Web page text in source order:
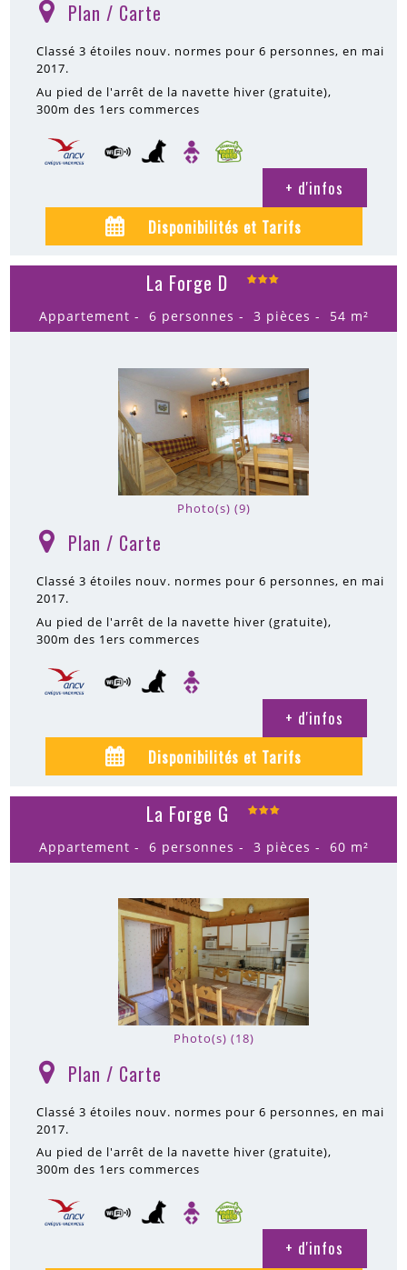
Plan / Carte
Classé 3 étoiles nouv. normes pour 6 personnes, en mai
2017.
Au pied de l'arrêt de la navette hiver (gratuite)
300m des 1ers commerces
+ d'infos
Disponibilités et Tarifs
Photo(s) (9)
La Forge D
Appartement 6 personnes 3 pièces 54 m²
Plan / Carte
Classé 3 étoiles nouv. normes pour 6 personnes, en mai
2017.
Au pied de l'arrêt de la navette hiver (gratuite)
300m des 1ers commerces
+ d'infos
Disponibilités et Tarifs
Photo(s) (18)
La Forge G
Appartement 6 personnes 3 pièces 60 m²
Plan / Carte
Classé 3 étoiles nouv. normes pour 6 personnes, en mai
2017.
Au pied de l'arrêt de la navette hiver (gratuite)
300m des 1ers commerces
+ d'infos